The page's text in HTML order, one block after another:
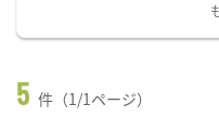
5 件（1/1ページ）